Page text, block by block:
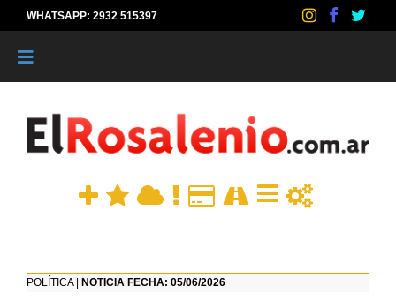
WHATSAPP: 2932 515397
POLÍTICA | NOTICIA FECHA: 05/06/2026